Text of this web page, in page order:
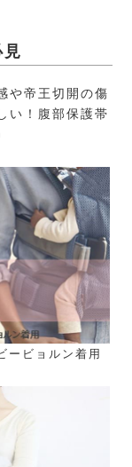
や帝王切開の傷
い！腹部保護帯
ービョルン着用